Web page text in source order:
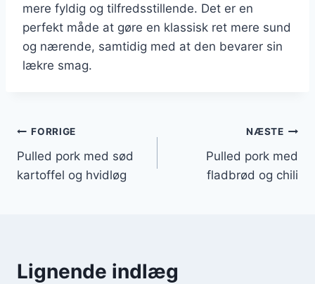
mere fyldig og tilfredsstillende. Det er en
perfekt måde at gøre en klassisk ret mere sund
og nærende, samtidig med at den bevarer sin
lækre smag.
Indlægsnavigation
FORRIGE
Pulled pork med sød
kartoffel og hvidløg
NÆSTE
Pulled pork med
fladbrød og chili
Lignende indlæg